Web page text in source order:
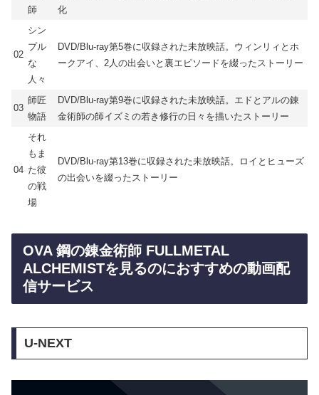
師
化
02
シン
プル
な
人々
DVD/Blu-ray第5巻に収録された未放映話。ウィンリィとホ
ークアイ、2人の出会いと裏エピソードを綴ったストーリー
03
師匠
物語
DVD/Blu-ray第9巻に収録された未放映話。エドとアルの錬
金術師の師イズミの若き修行の日々を描いたストーリー
04
それ
もま
た彼
の戦
場
DVD/Blu-ray第13巻に収録された未放映話。ロイとヒューズ
の出会いを綴ったストーリー
OVA 鋼の錬金術師 FULLMETAL
ALCHEMISTを見るのにおすすめの動画配
信サービス
U-NEXT